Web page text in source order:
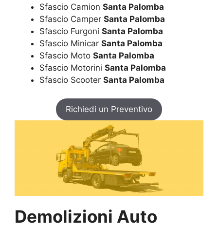
Sfascio Camion Santa Palomba
Sfascio Camper Santa Palomba
Sfascio Furgoni Santa Palomba
Sfascio Minicar Santa Palomba
Sfascio Moto Santa Palomba
Sfascio Motorini Santa Palomba
Sfascio Scooter Santa Palomba
Richiedi un Preventivo
Demolizioni Auto